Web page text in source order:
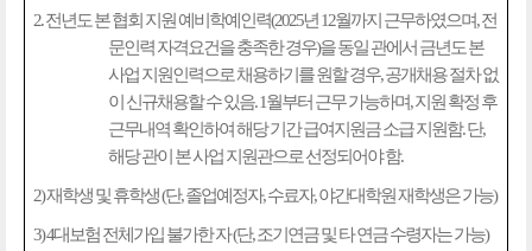
2.전년도 본 협회 지원 예비학예인력(2025년 12월까지 근무하였으며,전
문인력 자격요건을 충족한 경우)을 동일 관에서 금년도 본
사업 지원인력으로 채용하기를 원할 경우,공개채용 절차 없
이 신규채용할 수 있음. 1월부터 근무 가능하며,지원 확정 후
근무내역 확인하여 해당 기간 급여지원금 소급 지원함.단,
해당 관이 본 사업 지원관으로 선정되어야 함.
2)재학생 및 휴학생(단,졸업예정자,수료자,야간대학원 재학생은 가능)
3) 4대보험 전체가입 불가한 자(단,조기연금 및 타 연금 수령자는 가능)